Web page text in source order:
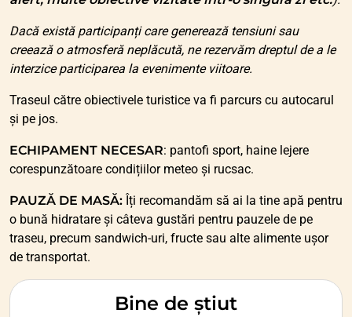
Bine de știut
Dacă există participanți care generează tensiuni sau
creează o atmosferă neplăcută, ne rezervăm dreptul de a le
interzice participarea la evenimente viitoare.
Traseul către obiectivele turistice va fi parcurs cu autocarul
și pe jos.
ECHIPAMENT NECESAR: pantofi sport, haine lejere
corespunzătoare condițiilor meteo și rucsac.
PAUZĂ DE MASĂ: Îți recomandăm să ai la tine apă pentru
o bună hidratare și câteva gustări pentru pauzele de pe
traseu, precum sandwich-uri, fructe sau alte alimente ușor
de transportat.